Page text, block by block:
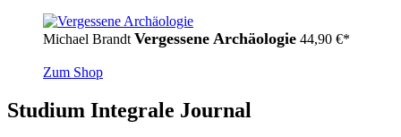
Michael Brandt Vergessene Archäologie 44,90 €*
Zum Shop
Studium Integrale Journal